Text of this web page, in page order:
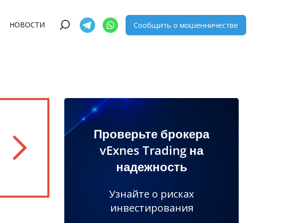
НОВОСТИ Сообщить о мошенничестве
Проверьте брокера
vExnes Trading на
надежность
Узнайте о рисках
инвестирования